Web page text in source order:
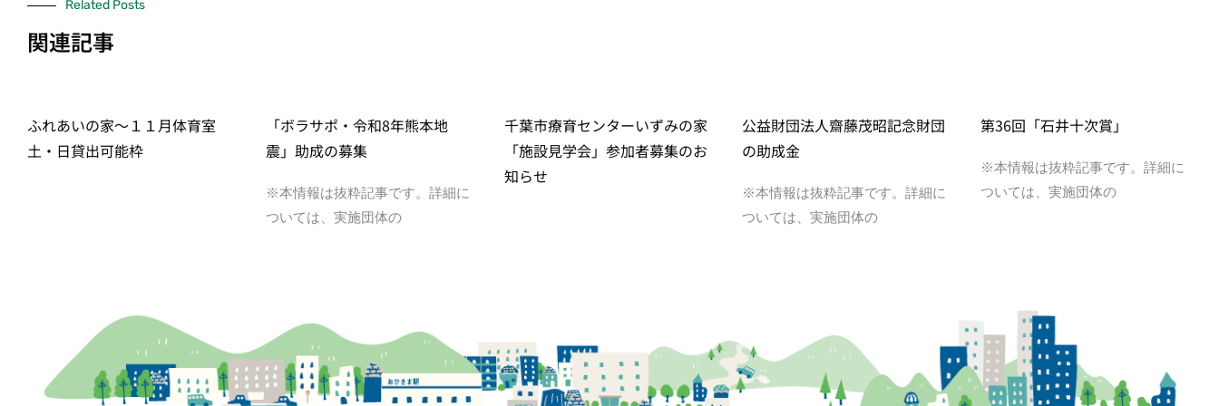
Related Posts
関連記事
ふれあいの家～１１月体育室
土・日貸出可能枠
「ボラサポ・令和8年熊本地
震」助成の募集
※本情報は抜粋記事です。詳細に
ついては、実施団体の
千葉市療育センターいずみの家
「施設見学会」参加者募集のお
知らせ
公益財団法人齋藤茂昭記念財団
の助成金
※本情報は抜粋記事です。詳細に
ついては、実施団体の
第36回「石井十次賞」
※本情報は抜粋記事です。詳細に
ついては、実施団体の